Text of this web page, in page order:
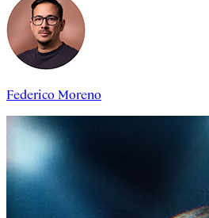
Federico Moreno